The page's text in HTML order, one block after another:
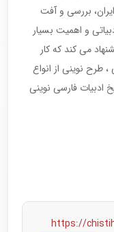
ایران، بررسی و آفت
و اهمیت بسیار
می کند که کار
طرح نوینی از انواع
ادبیات فارسی نوینی
https://